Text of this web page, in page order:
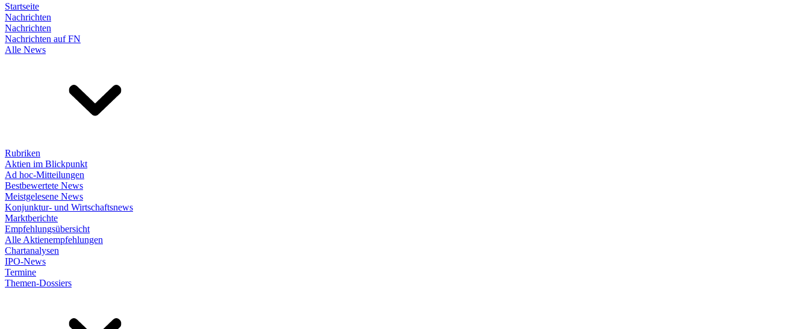
Startseite
Nachrichten
Nachrichten
Nachrichten auf FN
Alle News
Rubriken
Aktien im Blickpunkt
Ad hoc-Mitteilungen
Bestbewertete News
Meistgelesene News
Konjunktur- und Wirtschaftsnews
Marktberichte
Empfehlungsübersicht
Alle Aktienempfehlungen
Chartanalysen
IPO-News
Termine
Themen-Dossiers